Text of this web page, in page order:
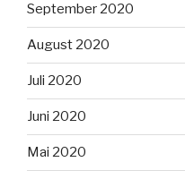
September 2020
August 2020
Juli 2020
Juni 2020
Mai 2020